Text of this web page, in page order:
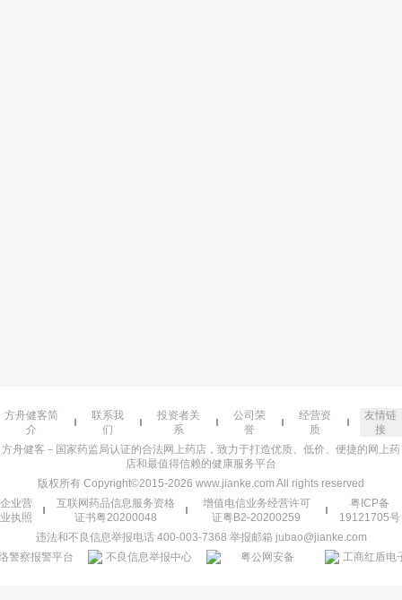
方舟健客简
介
联系我
们
投资者关
系
公司荣
誉
经营资
质
友情链
接
方舟健客－国家药监局认证的合法网上药店，致力于打造优质、低价、便捷的网上药
店和最值得信赖的健康服务平台
版权所有 Copyright©2015-2026 www.jianke.com All rights reserved
企业营
业执照
互联网药品信息服务资格
证书粤20200048
增值电信业务经营许可
证粤B2-20200259
粤ICP备
19121705号
违法和不良信息举报电话 400-003-7368 举报邮箱 jubao@jianke.com